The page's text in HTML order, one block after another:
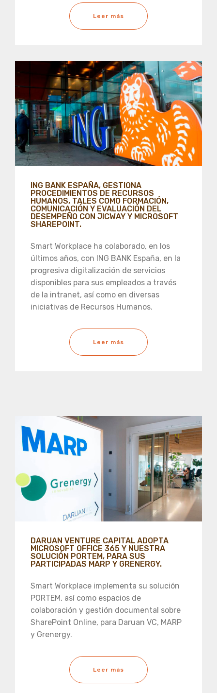
Leer más
ING BANK ESPAÑA, GESTIONA
PROCEDIMIENTOS DE RECURSOS
HUMANOS, TALES COMO FORMACIÓN,
COMUNICACIÓN Y EVALUACIÓN DEL
DESEMPEÑO CON JICWAY Y MICROSOFT
SHAREPOINT.
Smart Workplace ha colaborado, en los
últimos años, con ING BANK España, en la
progresiva digitalización de servicios
disponibles para sus empleados a través
de la intranet, así como en diversas
iniciativas de Recursos Humanos.
Leer más
DARUAN VENTURE CAPITAL ADOPTA
MICROSOFT OFFICE 365 Y NUESTRA
SOLUCIÓN PORTEM, PARA SUS
PARTICIPADAS MARP Y GRENERGY.
Smart Workplace implementa su solución
PORTEM, así como espacios de
colaboración y gestión documental sobre
SharePoint Online, para Daruan VC, MARP
y Grenergy.
Leer más